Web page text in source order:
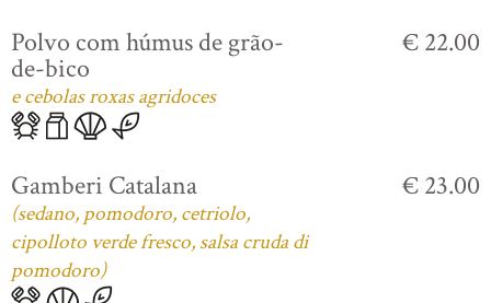
Polvo com húmus de grão-
de-bico
e cebolas roxas agridoces
€ 22.00
Gamberi Catalana
(sedano, pomodoro, cetriolo,
cipolloto verde fresco, salsa cruda di
pomodoro)
€ 23.00